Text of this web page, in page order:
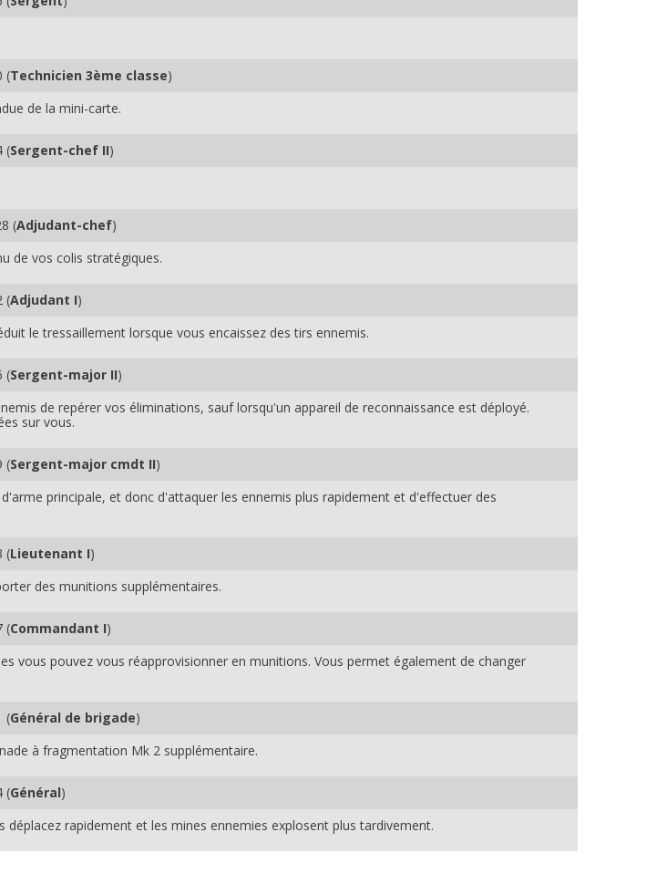
(Technicien 3ème classe)
de la mini-carte.
(Sergent-chef II)
(Adjudant-chef)
de vos colis stratégiques.
(Adjudant I)
le tressaillement lorsque vous encaissez des tirs ennemis.
(Sergent-major II)
de repérer vos éliminations, sauf lorsqu'un appareil de reconnaissance est déployé.
sur vous.
(Sergent-major cmdt II)
principale, et donc d'attaquer les ennemis plus rapidement et d'effectuer des
(Lieutenant I)
des munitions supplémentaires.
(Commandant I)
vous pouvez vous réapprovisionner en munitions. Vous permet également de changer
(Général de brigade)
à fragmentation Mk 2 supplémentaire.
(Général)
rapidement et les mines ennemies explosent plus tardivement.